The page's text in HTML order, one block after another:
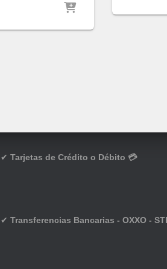
✔ Tarjetas de Crédito o Débito 💳
✔ Transferencias Bancarias - OXXO -